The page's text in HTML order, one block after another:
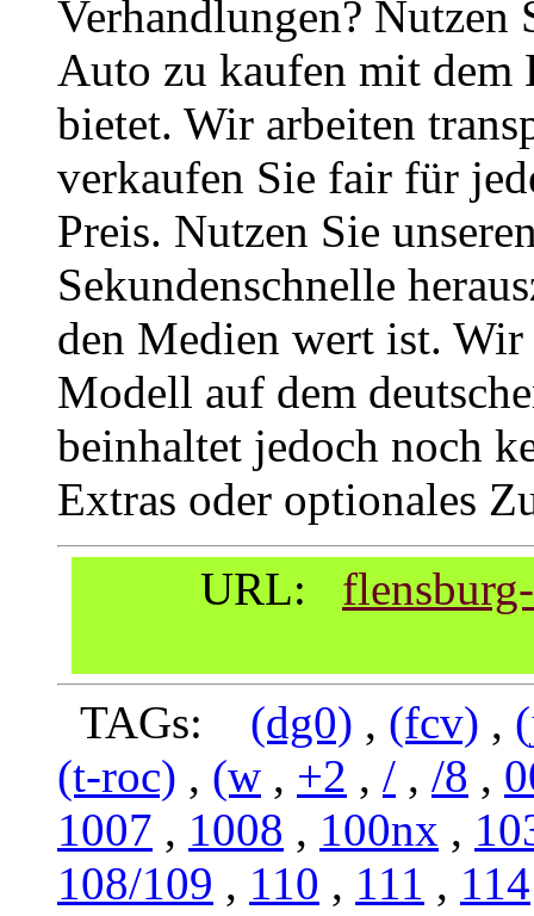
Verhandlungen? Nutzen
Auto zu kaufen mit
bietet. Wir arbeiten
verkaufen Sie fair für
Preis. Nutzen Sie
Sekundenschnelle
den Medien wert ist.
Modell auf dem
beinhaltet jedoch noch
Extras oder optionales
URL:
TAGs: (dg0) , (fcv) ,
(t-roc) , (w , +2 , / , /8 ,
1007 , 1008 , 100nx ,
108/109 , 110 , 111 , 114